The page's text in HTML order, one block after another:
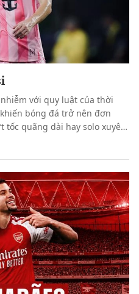
với quy luật của thời
bóng đá trở nên đơn
tốc quãng dài hay solo xuyên
Argentina đang chinh phục